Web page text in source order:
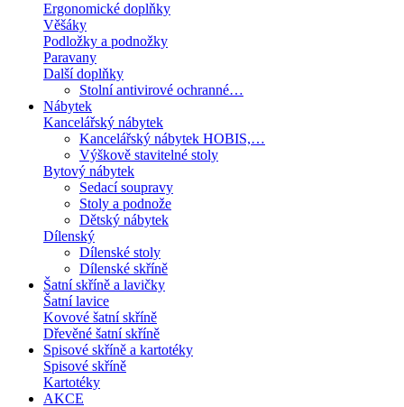
Ergonomické doplňky
Věšáky
Podložky a podnožky
Paravany
Další doplňky
Stolní antivirové ochranné…
Nábytek
Kancelářský nábytek
Kancelářský nábytek HOBIS,…
Výškově stavitelné stoly
Bytový nábytek
Sedací soupravy
Stoly a podnože
Dětský nábytek
Dílenský
Dílenské stoly
Dílenské skříně
Šatní skříně a lavičky
Šatní lavice
Kovové šatní skříně
Dřevěné šatní skříně
Spisové skříně a kartotéky
Spisové skříně
Kartotéky
AKCE